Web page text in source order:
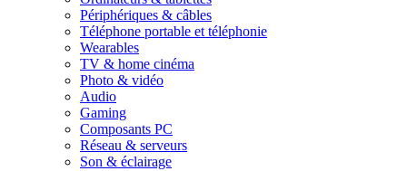
Périphériques & câbles
Téléphone portable et téléphonie
Wearables
TV & home cinéma
Photo & vidéo
Audio
Gaming
Composants PC
Réseau & serveurs
Son & éclairage